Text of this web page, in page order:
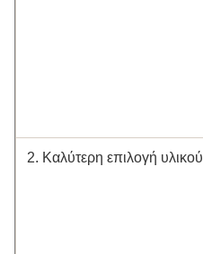
2. Καλύτερη επιλογή υλικού